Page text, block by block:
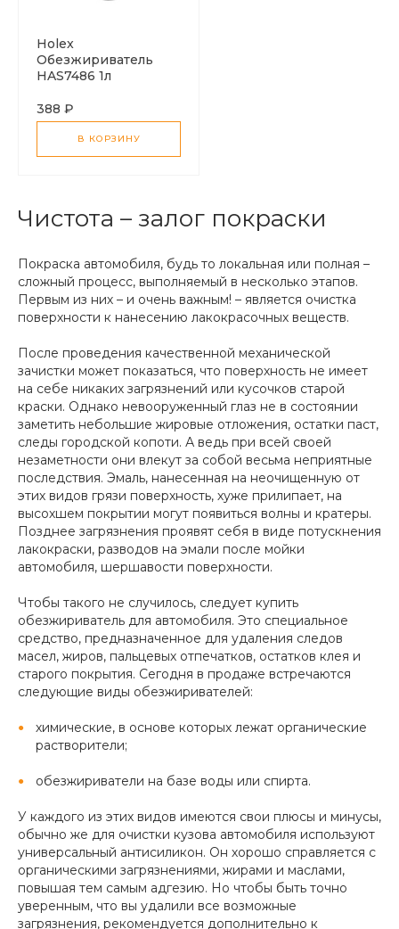
Holex
Обезжириватель
HAS7486 1л
388 ₽
В КОРЗИНУ
Чистота – залог покраски
Покраска автомобиля, будь то локальная или полная –
сложный процесс, выполняемый в несколько этапов.
Первым из них – и очень важным! – является очистка
поверхности к нанесению лакокрасочных веществ.
После проведения качественной механической
зачистки может показаться, что поверхность не имеет
на себе никаких загрязнений или кусочков старой
краски. Однако невооруженный глаз не в состоянии
заметить небольшие жировые отложения, остатки паст,
следы городской копоти. А ведь при всей своей
незаметности они влекут за собой весьма неприятные
последствия. Эмаль, нанесенная на неочищенную от
этих видов грязи поверхность, хуже прилипает, на
высохшем покрытии могут появиться волны и кратеры.
Позднее загрязнения проявят себя в виде потускнения
лакокраски, разводов на эмали после мойки
автомобиля, шершавости поверхности.
Чтобы такого не случилось, следует купить
обезжириватель для автомобиля. Это специальное
средство, предназначенное для удаления следов
масел, жиров, пальцевых отпечатков, остатков клея и
старого покрытия. Сегодня в продаже встречаются
следующие виды обезжиривателей:
химические, в основе которых лежат органические
растворители;
обезжириватели на базе воды или спирта.
У каждого из этих видов имеются свои плюсы и минусы,
обычно же для очистки кузова автомобиля используют
универсальный антисиликон. Он хорошо справляется с
органическими загрязнениями, жирами и маслами,
повышая тем самым адгезию. Но чтобы быть точно
уверенным, что вы удалили все возможные
загрязнения, рекомендуется дополнительно к